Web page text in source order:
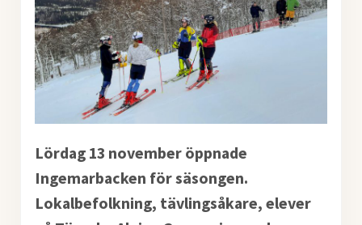
Lördag 13 november öppnade
Ingemarbacken för säsongen.
Lokalbefolkning, tävlingsåkare, elever